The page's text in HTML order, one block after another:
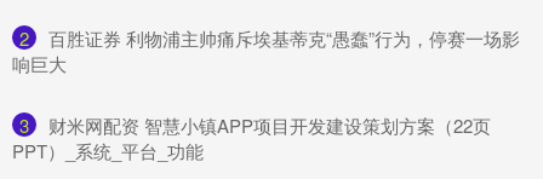
2
​百胜证券 利物浦主帅痛斥埃基蒂克“愚蠢”行为，停赛一场影
响巨大
3
​财米网配资 智慧小镇APP项目开发建设策划方案（22页
PPT）_系统_平台_功能